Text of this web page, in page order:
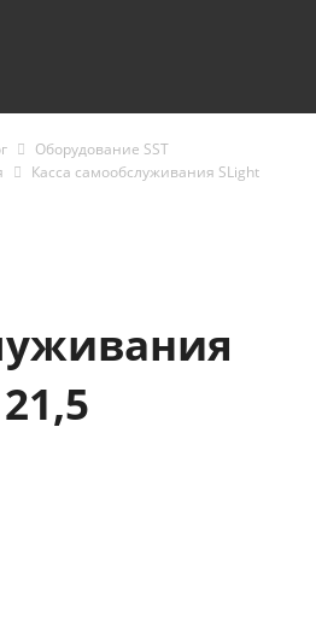
Оборудование SST
Касса самообслуживания SLight